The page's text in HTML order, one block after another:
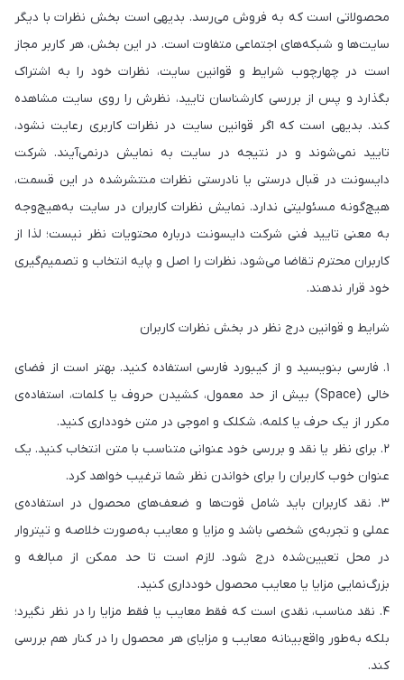
محصولاتی است که به فروش می‌رسد. بدیهی است بخش نظرات با دیگر
سایت‌ها و شبکه‌های اجتماعی متفاوت است. در این بخش، هر کاربر مجاز
است در چهارچوب شرایط و قوانین سایت، نظرات خود را به اشتراک
بگذارد و پس از بررسی کارشناسان تایید، نظرش را روی سایت مشاهده
کند. بدیهی است که اگر قوانین سایت در نظرات کاربری رعایت نشود،
تایید نمی‌شوند و در نتیجه در سایت به نمایش درنمی‌آیند. شرکت
دایسونت در قبال درستی یا نادرستی نظرات منتشرشده در این قسمت،
هیچ‌گونه مسئولیتی ندارد. نمایش نظرات کاربران در سایت به‌هیچ‌وجه
به معنی تایید فنی شرکت دایسونت درباره‌ محتویات نظر نیست؛ لذا از
کاربران محترم تقاضا می‌شود، نظرات را اصل و پایه‌ انتخاب و تصمیم‌گیری
خود قرار ندهند.
شرایط و قوانین درج نظر در بخش نظرات کاربران
۱. فارسی بنویسید و از کیبورد فارسی استفاده کنید. بهتر است از فضای
خالی (Space) بیش از حد معمول، کشیدن حروف یا کلمات، استفاده‌ی
مکرر از یک حرف یا کلمه، شکلک و اموجی در متن خودداری کنید.
۲. برای نظر یا نقد و بررسی خود عنوانی متناسب با متن انتخاب کنید. یک
عنوان خوب کاربران را برای خواندن نظر شما ترغیب خواهد کرد.
۳. نقد کاربران باید شامل قوت‌ها و ضعف‌های محصول در استفاده‌ی
عملی و تجربه‌ی شخصی باشد و مزایا و معایب به‌صورت خلاصه و تیتروار
در محل تعیین‌شده درج شود. لازم است تا حد ممکن از مبالغه و
بزرگ‌نمایی مزایا یا معایب محصول خودداری کنید.
۴. نقد مناسب، نقدی است که فقط معایب یا فقط مزایا را در نظر نگیرد؛
بلکه به‌طور واقع‌بینانه معایب و مزایای هر محصول را در کنار هم بررسی
کند.